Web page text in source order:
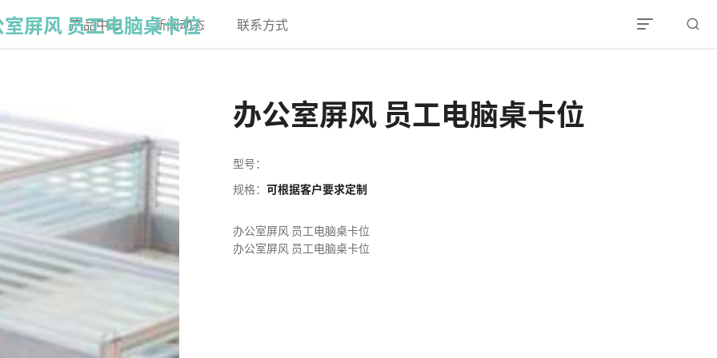
屏风 员工电脑桌卡位 MENU
产品中心 新闻动态 联系方式
办公室屏风 员工电脑桌卡位
型号：
规格：可根据客户要求定制
办公室屏风 员工电脑桌卡位
办公室屏风 员工电脑桌卡位